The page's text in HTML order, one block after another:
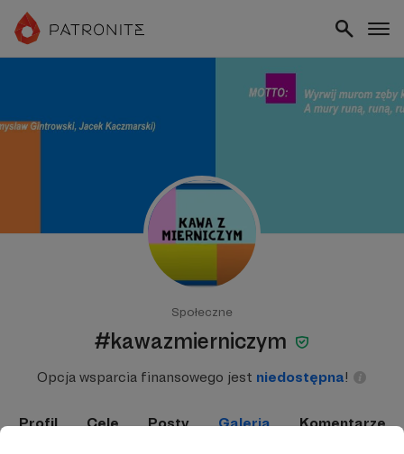
Społeczne
#kawazmierniczym
Opcja wsparcia finansowego jest niedostępna!
Profil Cele Posty Galeria Komentarze